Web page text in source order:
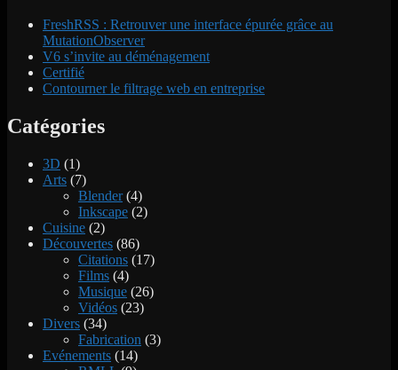
FreshRSS : Retrouver une interface épurée grâce au
MutationObserver
V6 s’invite au déménagement
Certifié
Contourner le filtrage web en entreprise
Catégories
3D (1)
Arts (7)
Blender(4)
Inkscape (2)
Cuisine (2)
Découvertes (86)
Citations (17)
Films (4)
Musique (26)
Vidéos (23)
Divers (34)
Fabrication (3)
Evénements (14)